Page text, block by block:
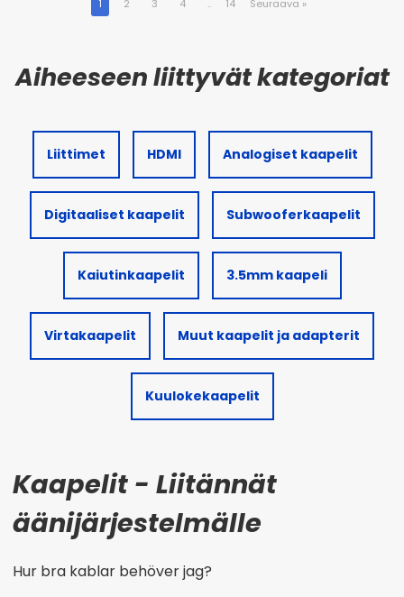
1 2 3 4 .. 14 Seuraava »
Liittimet HDMI Analogiset kaapelit
Digitaaliset kaapelit Subwooferkaapelit
Kaiutinkaapelit 3.5mm kaapeli
Virtakaapelit Muut kaapelit ja adapterit
Kuulokekaapelit
Kaapelit - Liitännät
äänijärjestelmälle
Hur bra kablar behöver jag?